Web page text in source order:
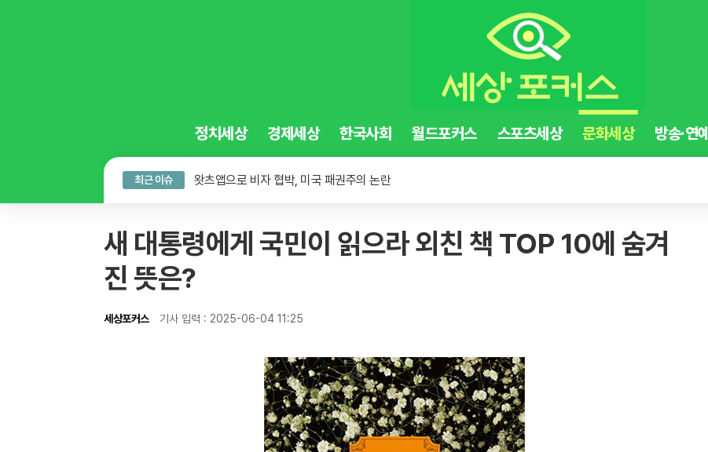
정치세상 경제세상 한국사회 월드포커스 스포츠세상 문화세상 방송·연예
최근 이슈
식물성 식단의 함정, 가공식품은 염증 유발
놀이보다 사진 전송, 주객전도 된 유치원 교사
왓츠앱으로 비자 협박, 미국 패권주의 논란
새 대통령에게 국민이 읽으라 외친 책 TOP 10에 숨겨
진 뜻은?
세상포커스 기사 입력 : 2025-06-04 11:25